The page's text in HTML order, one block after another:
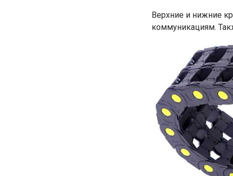
Верхние и нижние
коммуникациям.